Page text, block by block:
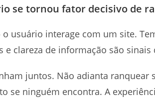
se tornou fator decisivo de
usuário interage com um site.
e clareza de informação são sinais
juntos. Não adianta
se ninguém encontra. A